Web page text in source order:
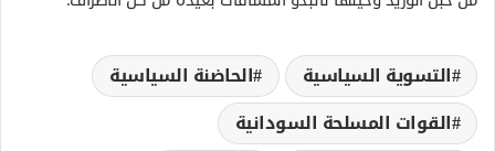
التسوية السياسية
الحاضنة السياسية
القوات المسلحة السودانية